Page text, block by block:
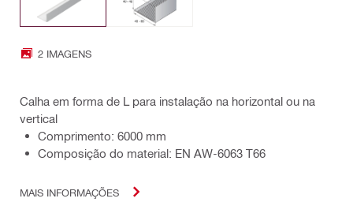
2 IMAGENS
Calha em forma de L para instalação na horizontal ou na
vertical
Comprimento: 6000 mm
Composição do material: EN AW-6063 T66
MAIS INFORMAÇÕES